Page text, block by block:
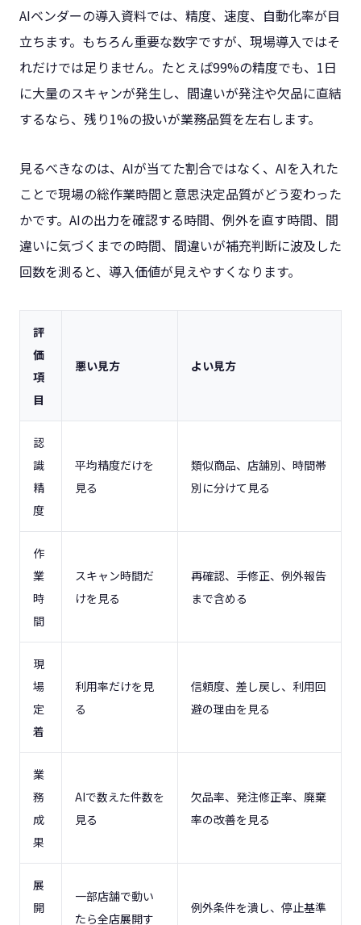
AIベンダーの導入資料では、精度、速度、自動化率が目
立ちます。もちろん重要な数字ですが、現場導入ではそ
れだけでは足りません。たとえば99%の精度でも、1日
に大量のスキャンが発生し、間違いが発注や欠品に直結
するなら、残り1%の扱いが業務品質を左右します。
見るべきなのは、AIが当てた割合ではなく、AIを入れた
ことで現場の総作業時間と意思決定品質がどう変わった
かです。AIの出力を確認する時間、例外を直す時間、間
違いに気づくまでの時間、間違いが補充判断に波及した
回数を測ると、導入価値が見えやすくなります。
評
価
項
目
悪い見方 よい見方
認
識
精
度
平均精度だけを
見る
類似商品、店舗別、時間帯
別に分けて見る
作
業
時
間
スキャン時間だ
けを見る
再確認、手修正、例外報告
まで含める
現
場
定
着
利用率だけを見
る
信頼度、差し戻し、利用回
避の理由を見る
業
務
成
果
AIで数えた件数を
見る
欠品率、発注修正率、廃棄
率の改善を見る
展
開
一部店舗で動い
たら全店展開す
例外条件を潰し、停止基準